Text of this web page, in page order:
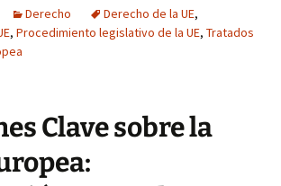
Derecho Derecho de la UE,
, Procedimiento legislativo de la UE, Tratados
Clave sobre la